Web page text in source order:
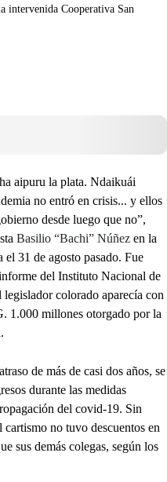
intervenida Cooperativa San
aipuru la plata. Ndaikuái
no entró en crisis... y ellos
desde luego que no”,
Basilio “Bachi” Núñez en la
el 31 de agosto pasado. Fue
del Instituto Nacional de
colorado aparecía con
1.000 millones otorgado por la
de más de casi dos años, se
durante las medidas
del covid-19. Sin
no tuvo descuentos en
sus demás colegas, según los